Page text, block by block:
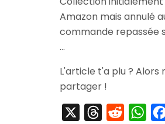
Complete
Collection
+
Lecteur
Amazon mais annulé
commande repassée
…
L'article t'a plu ? Alors
partager !
ThreadsReddit